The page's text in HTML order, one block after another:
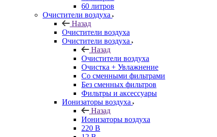
60 литров
Очистители воздуха
Назад
Очистители воздуха
Очистители воздуха
Назад
Очистители воздуха
Очистка + Увлажнение
Cо сменными фильтрами
Без сменных фильтров
Фильтры и аксессуары
Ионизаторы воздуха
Назад
Ионизаторы воздуха
220 В